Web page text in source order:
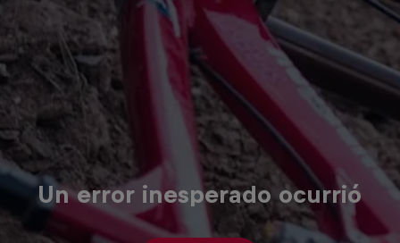
Un error inesperado ocurrió